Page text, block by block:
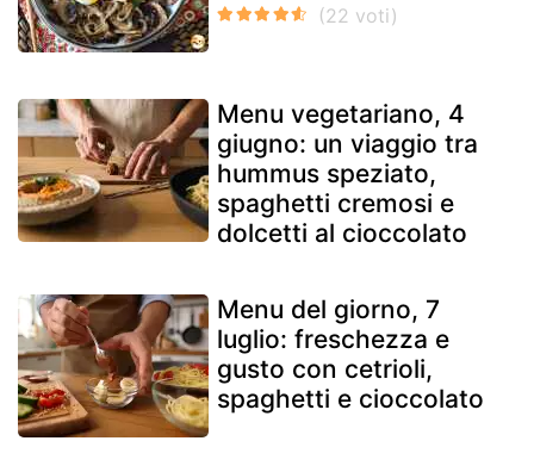
Menu vegetariano, 4
giugno: un viaggio tra
hummus speziato,
spaghetti cremosi e
dolcetti al cioccolato
Menu del giorno, 7
luglio: freschezza e
gusto con cetrioli,
spaghetti e cioccolato